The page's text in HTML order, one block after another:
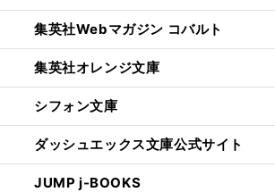
集英社Webマガジン コバルト
集英社オレンジ文庫
シフォン文庫
ダッシュエックス文庫公式サイト
JUMP j-BOOKS